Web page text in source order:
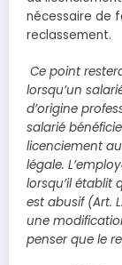
nécessaire de
reclassement.
Ce point
lorsqu’un
d’origine
salarié
licenciement
légale.
lorsqu’il établit
est abusif (Art.
une
penser que le